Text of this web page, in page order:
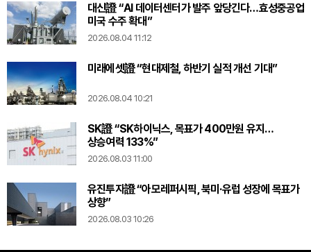
대신證 “AI 데이터센터가 발주 앞당긴다…효성중공업
미국 수주 확대”
2026.08.04 11:12
미래에셋證 “현대제철, 하반기 실적 개선 기대”
2026.08.04 10:21
SK證 “SK하이닉스, 목표가 400만원 유지…
상승여력 133%”
2026.08.03 11:00
유진투자證 “아모레퍼시픽, 북미·유럽 성장에 목표가
상향”
2026.08.03 10:26